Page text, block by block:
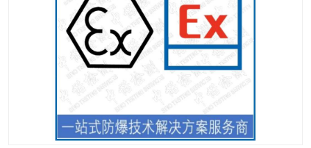
IECEx防爆认证 防爆设计
防爆资质证书 各国防爆认证
防爆电气检测机构 防爆合格证代理机构